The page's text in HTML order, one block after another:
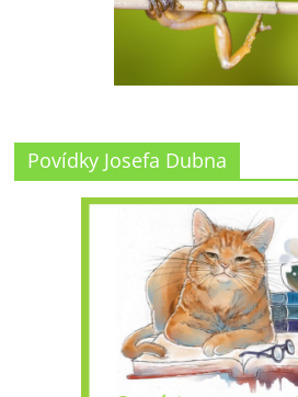
Povídky Josefa Dubna